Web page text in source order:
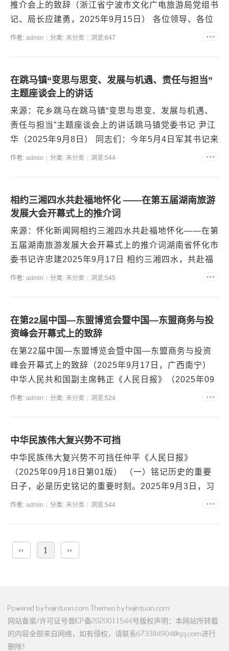
推介会上的致辞（浙江省宁波市文化广电旅游局党组书
记、局长应建勇，2025年9月15日） 各位领导、各位
嘉宾、各位朋友：大家下午好！秋日春朝...
作者: admin 分类: 未分类 浏览:647
在跳马镇“变思与思变、发展与机遇、责任与担当”
主题座谈会上的讲话
来源：花乡跳马在跳马镇“变思与思变、发展与机遇、
责任与担当”主题座谈会上的讲话跳马镇党委书记 尹江
华（2025年9月8日） 同志们：今年5月4日军其书记来
跳马调研时提出“跳马的镇...
作者: admin 分类: 未分类 浏览:544
相约三湘四水共赴福地怀化 ——在第五届湖南旅游
发展大会开幕式上的推介词
来源：怀化新闻网相约三湘四水共赴福地怀化——在第
五届湖南旅游发展大会开幕式上的推介词湖南省怀化市
委书记许忠建2025年9月17日 相约三湘四水，共赴福
地怀化。时值清秋，五溪大地喜迎八方宾朋。...
作者: admin 分类: 未分类 浏览:545
在第22届中国—东盟博览会暨中国—东盟商务与投
资峰会开幕式上的致辞
在第22届中国—东盟博览会暨中国—东盟商务与投资
峰会开幕式上的致辞（2025年9月17日，广西南宁）
中华人民共和国副主席韩正《人民日报》（2025年09
月18日第02版） 尊敬的各国领导人，...
作者: admin 分类: 未分类 浏览:524
中华民族伟大复兴势不可挡
中华民族伟大复兴势不可挡任仲平《人民日报》
（2025年09月18日第01版） （一）铭记历史的重要
日子，必是历史铭记的重要时刻。2025年9月3日，习
近平总书记庄严宣示：“中华民族伟大复兴势...
作者: admin 分类: 未分类 浏览:544
‹‹ 1 ››
Powered byhejintuan.com Themes byhejintuan.com
网站备案/许可证号晋ICP备2020011544号版权声明：本网站所转载
的内容全部来自网络，如有侵权，请联系673384904@qq.com进行
删除！